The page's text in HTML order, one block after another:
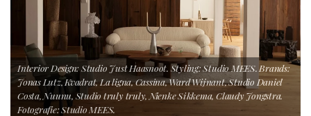
Interior Design: Studio Just Haasnoot. Styling: Studio MEES. Brands:
Jonas Lutz, Kvadrat, La ligna, Cassina, Ward Wijnant, Studio Daniel
Costa, Nuunu, Studio truly truly, Nienke Sikkema, Claudy Jongstra.
Fotografie: Studio MEES.